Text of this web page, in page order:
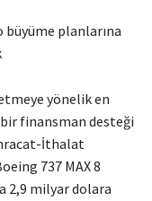
büyüme planlarına
yönelik en
finansman desteği
İthalat
737 MAX 8
2,9 milyar dolara